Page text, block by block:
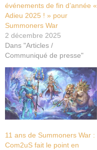
événements de fin d’année «
Adieu 2025 ! » pour
Summoners War
2 décembre 2025
Dans "Articles /
Communiqué de presse"
11 ans de Summoners War :
Com2uS fait le point en